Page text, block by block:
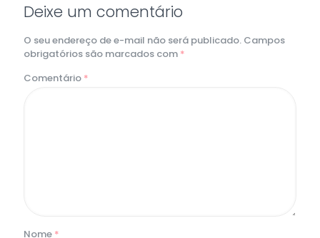
Deixe um comentário
O seu endereço de e-mail não será publicado. Campos
obrigatórios são marcados com *
Comentário *
Nome *